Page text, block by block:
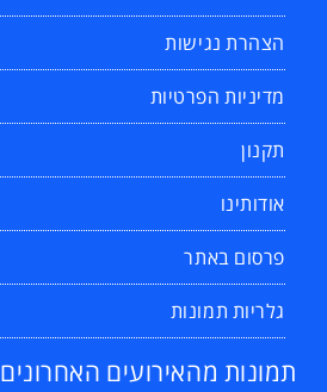
הצהרת נגישות
מדיניות הפרטיות
תקנון
אודותינו
פרסום באתר
גלריות תמונות
תמונות מהאירועים האחרונים